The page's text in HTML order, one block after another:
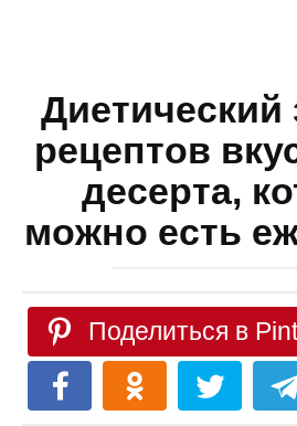
рецептов
десерта,
можно есть
Поделиться в